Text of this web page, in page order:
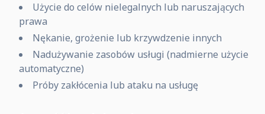
Użycie do celów nielegalnych lub naruszających
prawa
Nękanie, grożenie lub krzywdzenie innych
Nadużywanie zasobów usługi (nadmierne użycie
automatyczne)
Próby zakłócenia lub ataku na usługę